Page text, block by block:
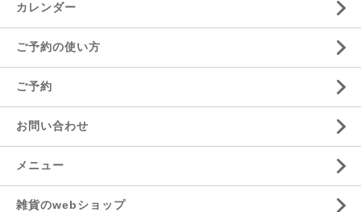
カレンダー
ご予約の使い方
ご予約
お問い合わせ
メニュー
雑貨のwebショップ